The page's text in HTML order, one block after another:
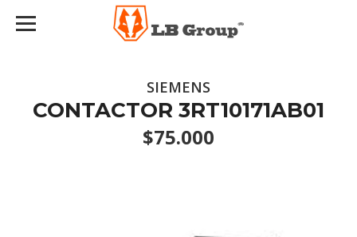
SIEMENS
CONTACTOR 3RT10171AB01
$75.000